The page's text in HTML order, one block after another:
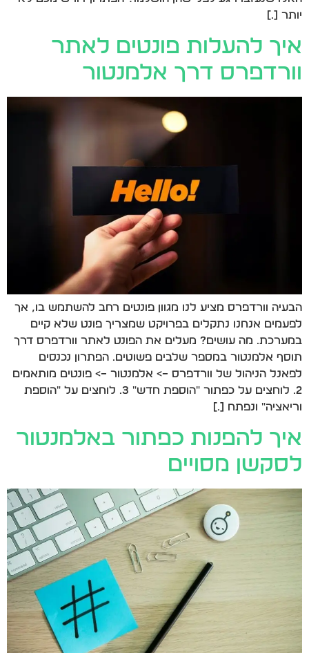
יותר […]
איך להעלות פונטים לאתר
וורדפרס דרך אלמנטור
הבעיה וורדפרס מציע לנו מגוון פונטים רחב להשתמש בו, אך
לפעמים אנחנו נתקלים בפרויקט שמצריך פונט שלא קיים
במערכת. מה עושים? מעלים את הפונט לאתר וורדפרס דרך
תוסף אלמנטור במספר שלבים פשוטים. הפתרון נכנסים
לפאנל הניהול של וורדפרס –> אלמנטור –> פונטים מותאמים
2. לוחצים על כפתור "הוספת חדש" 3. לוחצים על "הוספת
וריאציה" ונפתח […]
איך להפנות כפתור באלמנטור
לסקשן מסויים